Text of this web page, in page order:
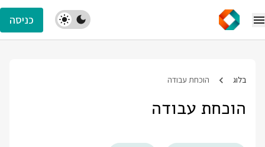
כניסה
בלוג הוכחת עבודה
הוכחת עבודה